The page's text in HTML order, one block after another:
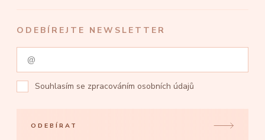
ODEBÍREJTE NEWSLETTER
Souhlasím se zpracováním osobních údajů
ODEBÍRAT